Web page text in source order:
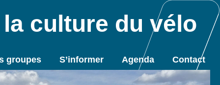
groupes S’informer Agenda Contact
culture du vélo